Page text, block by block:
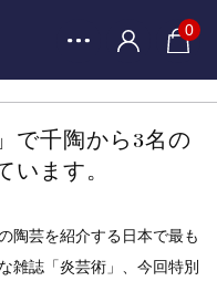
0
で千陶から3名の
ます。
陶芸を紹介する日本で最も
雑誌「炎芸術」、今回特別